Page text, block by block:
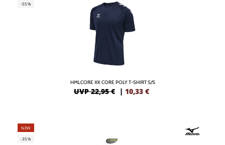
-55%
HMLCORE XK CORE POLY T-SHIRT S/S
UVP 22,95 € | 10,33 €
NEW
-35%